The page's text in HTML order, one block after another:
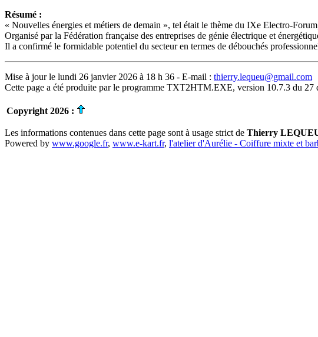
Résumé :
« Nouvelles énergies et métiers de demain », tel était le thème du IXe Electro-
Organisé par la Fédération française des entreprises de génie électrique et
Il a confirmé le formidable potentiel du secteur en termes de débouchés
Mise à jour le lundi 26 janvier 2026 à 18 h 36 - E-mail : thierry.lequeu@gmail.com
Cette page a été produite par le programme TXT2HTM.EXE, version 10.7.3 du 27
Copyright 2026 :
Les informations contenues dans cette page sont à usage strict de Thierry
Powered by www.google.fr, www.e-kart.fr, l'atelier d'Aurélie - Coiffure mixte et